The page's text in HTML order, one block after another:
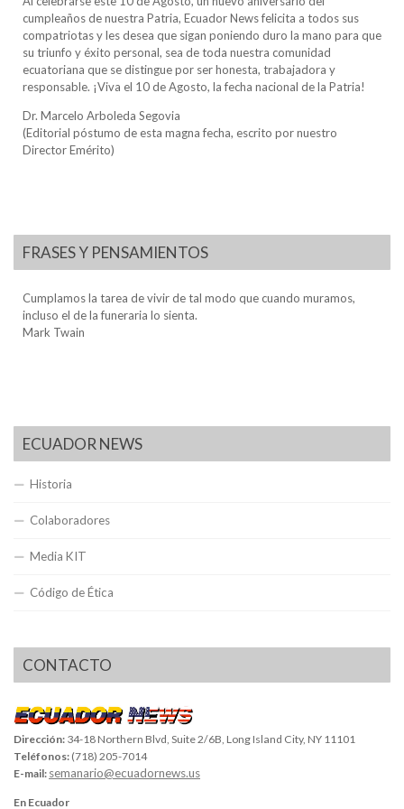
cumpleaños de nuestra Patria, Ecuador News felicita a todos sus
compatriotas y les desea que sigan poniendo duro la mano para que
su triunfo y éxito personal, sea de toda nuestra comunidad
ecuatoriana que se distingue por ser honesta, trabajadora y
responsable. ¡Viva el 10 de Agosto, la fecha nacional de la Patria!
Dr. Marcelo Arboleda Segovia
(Editorial póstumo de esta magna fecha, escrito por nuestro
Director Emérito)
FRASES Y PENSAMIENTOS
Cumplamos la tarea de vivir de tal modo que cuando muramos,
incluso el de la funeraria lo sienta.
Mark Twain
ECUADOR NEWS
Historia
Colaboradores
Media KIT
Código de Ética
CONTACTO
Dirección: 34-18 Northern Blvd, Suite 2/6B, Long Island City, NY 11101
Teléfonos: (718) 205-7014
E-mail: semanario@ecuadornews.us
En Ecuador